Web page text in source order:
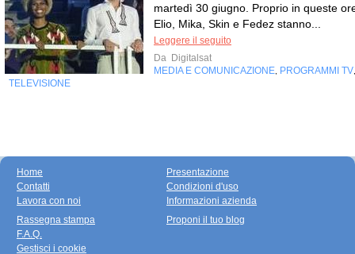
martedì 30 giugno. Proprio in queste
Elio, Mika, Skin e Fedez stanno...
Leggere il seguito
Da Digitalsat
MEDIA E COMUNICAZIONE PROGRAMMI TV
TELEVISIONE
Home
Contatti
Lavora con noi
Presentazione
Condizioni d'uso
Informazioni azienda
Rassegna stampa
F.A.Q.
Gestisci i cookie
Proponi il tuo blog